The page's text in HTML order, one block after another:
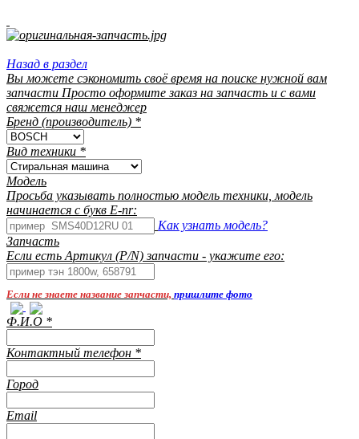
Назад в раздел
Вы можете сэкономить своё время на поиске нужной вам
запчасти Просто оформите заказ на запчасть и с вами
свяжется наш менеджер
Бренд (производитель) *
Вид техники *
Модель
Просьба указывать полностью модель техники, модель
начинается с букв E-nr:
Как узнать модель?
Запчасть
Если есть Артикул (P/N) запчасти - укажите его:
Если не знаете название запчасти, пришлите фото
Ф.И.О *
Контактный телефон *
Город
Email